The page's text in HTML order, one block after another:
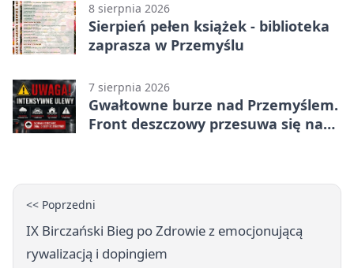
8 sierpnia 2026
Sierpień pełen książek - biblioteka
zaprasza w Przemyślu
7 sierpnia 2026
Gwałtowne burze nad Przemyślem.
Front deszczowy przesuwa się na
<< Poprzedni
IX Birczański Bieg po Zdrowie z emocjonującą
rywalizacją i dopingiem